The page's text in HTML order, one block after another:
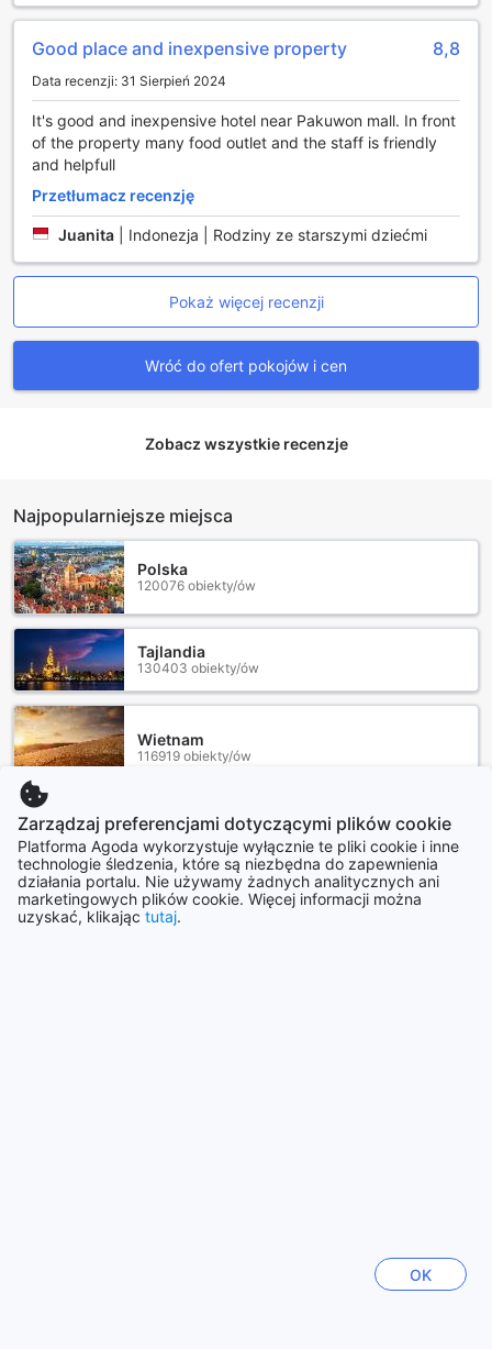
Good place and inexpensive property 8,8
Data recenzji: 31 Sierpień 2024
It's good and inexpensive hotel near Pakuwon mall. In front
of the property many food outlet and the staff is friendly
and helpfull
Przetłumacz recenzję
Juanita Indonezja | Rodziny ze starszymi dziećmi
Pokaż więcej recenzji
Wróć do ofert pokojów i cen
Zobacz wszystkie recenzje
Najpopularniejsze miejsca
Polska
120076 obiekty/ów
Tajlandia
130403 obiekty/ów
Wietnam
116919 obiekty/ów
Wielka Brytania
269622 obiekty/ów
Holandia
Zarządzaj preferencjami dotyczącymi plików cookie
Platforma Agoda wykorzystuje wyłącznie te pliki cookie i inne
technologie śledzenia, które są niezbędna do zapewnienia
działania portalu. Nie używamy żadnych analitycznych ani
marketingowych plików cookie. Więcej informacji można
uzyskać, klikając tutaj.
OK